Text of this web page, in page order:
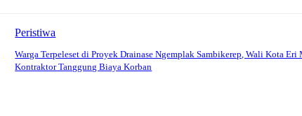
Peristiwa
Warga Terpeleset di Proyek Drainase Ngemplak Sambikerep, Wali Kota Eri
Kontraktor Tanggung Biaya Korban